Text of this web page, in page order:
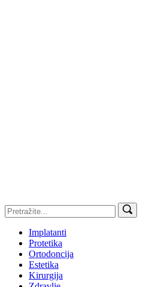
Implatanti
Protetika
Ortodoncija
Estetika
Kirurgija